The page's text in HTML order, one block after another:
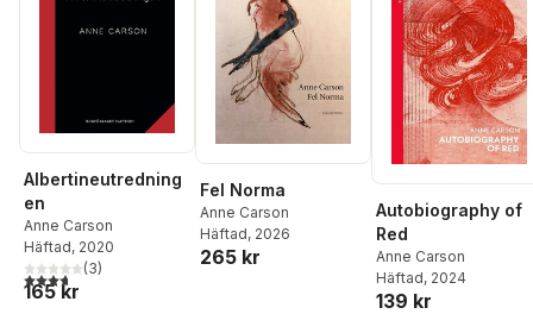
Albertineutredning
en
Anne Carson
Häftad, 2020
3,7utav 5 stjärnor. Totalt antal röster:
(3)
165 kr
Fel Norma
Anne Carson
Häftad, 2026
265 kr
Autobiography of
Red
Anne Carson
Häftad, 2024
139 kr